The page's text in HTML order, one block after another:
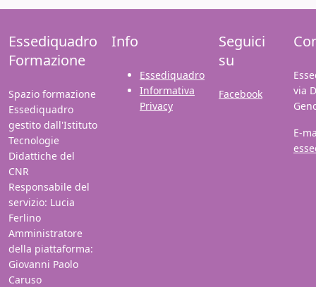
Essediquadro
Formazione
Spazio formazione
Essediquadro
gestito dall'Istituto
Tecnologie
Didattiche del
CNR
Responsabile del
servizio: Lucia
Ferlino
Amministratore
della piattaforma:
Giovanni Paolo
Caruso
Info
Essediquadro
Informativa
Privacy
Seguici
su
Facebook
via
E-